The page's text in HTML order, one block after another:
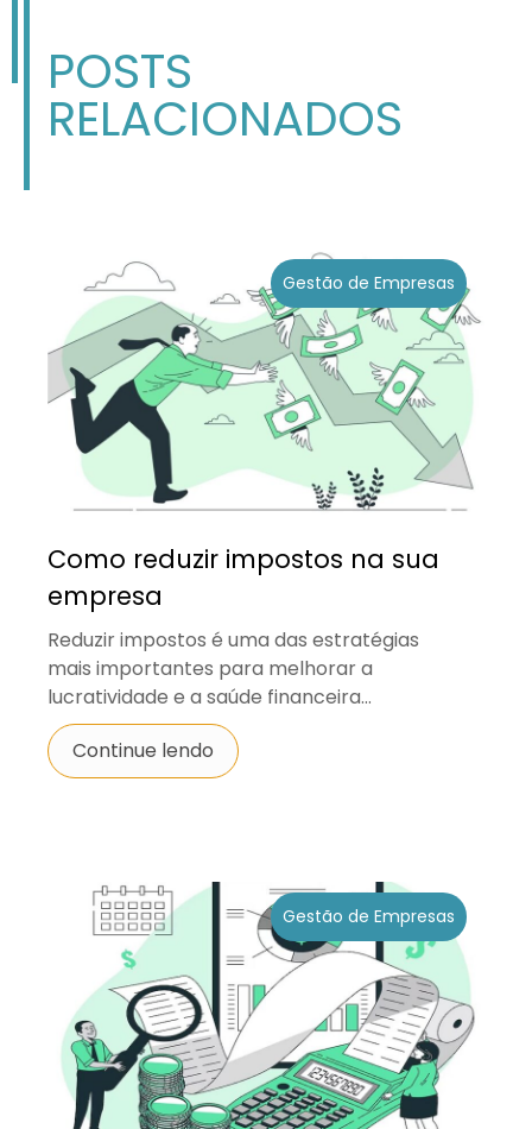
POSTS
RELACIONADOS
Gestão de Empresas
Como reduzir impostos na sua
empresa
Reduzir impostos é uma das estratégias
mais importantes para melhorar a
lucratividade e a saúde financeira...
Continue lendo
Gestão de Empresas